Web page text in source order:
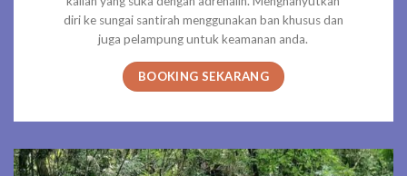
diri ke sungai santirah menggunakan ban khusus dan
juga pelampung untuk keamanan anda.
BOOKING SEKARANG